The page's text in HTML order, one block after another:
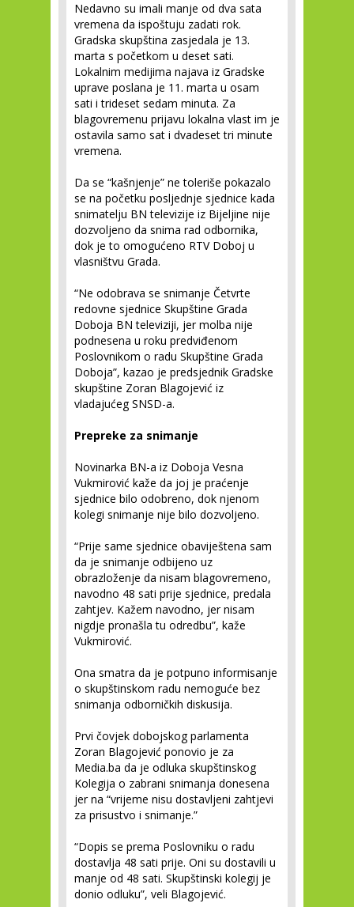
Nedavno su imali manje od dva sata
vremena da ispoštuju zadati rok.
Gradska skupština zasjedala je 13.
marta s početkom u deset sati.
Lokalnim medijima najava iz Gradske
uprave poslana je 11. marta u osam
sati i trideset sedam minuta. Za
blagovremenu prijavu lokalna vlast im je
ostavila samo sat i dvadeset tri minute
vremena.
Da se “kašnjenje” ne toleriše pokazalo
se na početku posljednje sjednice kada
snimatelju BN televizije iz Bijeljine nije
dozvoljeno da snima rad odbornika,
dok je to omogućeno RTV Doboj u
vlasništvu Grada.
“Ne odobrava se snimanje Četvrte
redovne sjednice Skupštine Grada
Doboja BN televiziji, jer molba nije
podnesena u roku predviđenom
Poslovnikom o radu Skupštine Grada
Doboja”, kazao je predsjednik Gradske
skupštine Zoran Blagojević iz
vladajućeg SNSD-a.
Prepreke za snimanje
Novinarka BN-a iz Doboja Vesna
Vukmirović kaže da joj je praćenje
sjednice bilo odobreno, dok njenom
kolegi snimanje nije bilo dozvoljeno.
“Prije same sjednice obaviještena sam
da je snimanje odbijeno uz
obrazloženje da nisam blagovremeno,
navodno 48 sati prije sjednice, predala
zahtjev. Kažem navodno, jer nisam
nigdje pronašla tu odredbu”, kaže
Vukmirović.
Ona smatra da je potpuno informisanje
o skupštinskom radu nemoguće bez
snimanja odborničkih diskusija.
Prvi čovjek dobojskog parlamenta
Zoran Blagojević ponovio je za
Media.ba da je odluka skupštinskog
Kolegija o zabrani snimanja donesena
jer na “vrijeme nisu dostavljeni zahtjevi
za prisustvo i snimanje.”
“Dopis se prema Poslovniku o radu
dostavlja 48 sati prije. Oni su dostavili u
manje od 48 sati. Skupštinski kolegij je
donio odluku”, veli Blagojević.